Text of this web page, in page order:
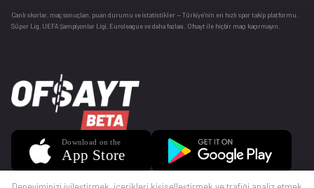
Canlı skorlar , maç sonuçları, puan durumu ve istatistikler — Türkiye’nin en hızlı spor takip platformu.
Süper Lig, UEFA Şampiyonlar Ligi, Euroleague ve daha fazlası. Ofsayt ile hiçbir maçı kaçırmayın.